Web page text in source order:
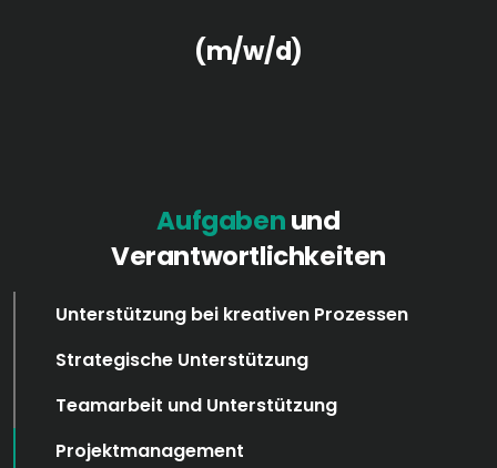
(m/w/d)
Aufgabenund
Verantwortlichkeiten
Unterstützung bei kreativen Prozessen
Strategische Unterstützung
Teamarbeit und Unterstützung
Projektmanagement